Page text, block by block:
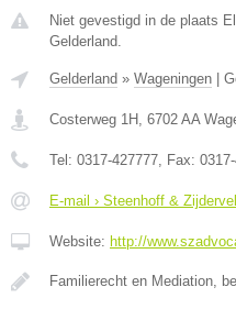
Niet gevestigd in de plaats
Gelderland.
Gelderland » Wageningen |
Costerweg 1H 6702 AA
Tel: 0317-427777 , Fax:
E-mail › Steenhoff &
Website: http://
Familierecht en Mediation,